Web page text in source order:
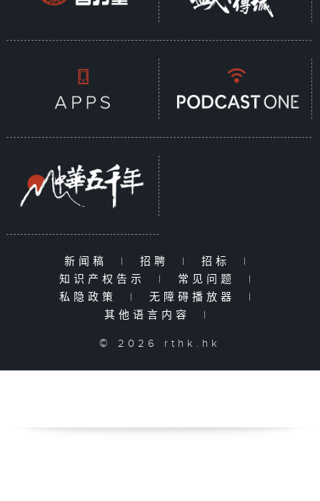
新闻稿 | 招聘 | 招标
|
知识产权告示
| 常见问题
|
私隐政策
| 无障碍播放器
|
其他语言内容
|
© 2026 rthk.hk